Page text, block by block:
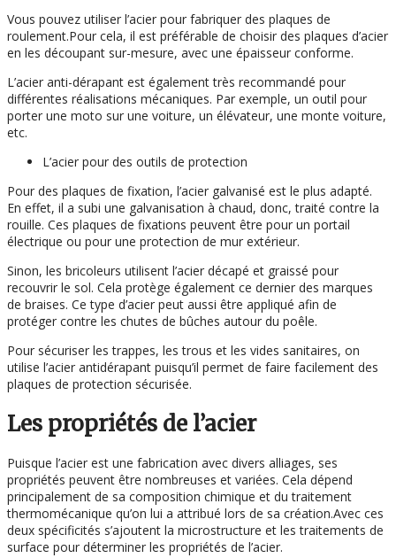
Vous pouvez utiliser l’acier pour fabriquer des plaques de
roulement.Pour cela, il est préférable de choisir des plaques d’acier
en les découpant sur-mesure, avec une épaisseur conforme.
L’acier anti-dérapant est également très recommandé pour
différentes réalisations mécaniques. Par exemple, un outil pour
porter une moto sur une voiture, un élévateur, une monte voiture,
etc.
L’acier pour des outils de protection
Pour des plaques de fixation, l’acier galvanisé est le plus adapté.
En effet, il a subi une galvanisation à chaud, donc, traité contre la
rouille. Ces plaques de fixations peuvent être pour un portail
électrique ou pour une protection de mur extérieur.
Sinon, les bricoleurs utilisent l’acier décapé et graissé pour
recouvrir le sol. Cela protège également ce dernier des marques
de braises. Ce type d’acier peut aussi être appliqué afin de
protéger contre les chutes de bûches autour du poêle.
Pour sécuriser les trappes, les trous et les vides sanitaires, on
utilise l’acier antidérapant puisqu’il permet de faire facilement des
plaques de protection sécurisée.
Les propriétés de l’acier
Puisque l’acier est une fabrication avec divers alliages, ses
propriétés peuvent être nombreuses et variées. Cela dépend
principalement de sa composition chimique et du traitement
thermomécanique qu’on lui a attribué lors de sa création.Avec ces
deux spécificités s’ajoutent la microstructure et les traitements de
surface pour déterminer les propriétés de l’acier.